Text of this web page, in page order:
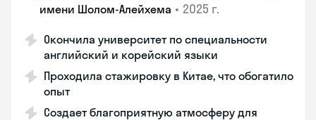
имени Шолом-Алейхема • 2025 г.
Окончила университет по специальности
английский и корейский языки
Проходила стажировку в Китае, что обогатило
опыт
Создает благоприятную атмосферу для